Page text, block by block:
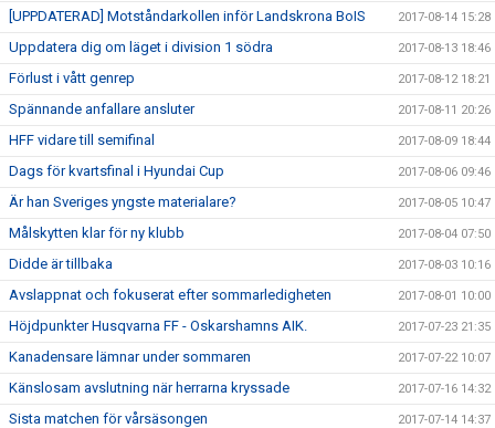
[UPPDATERAD] Motståndarkollen inför Landskrona BoIS 2017-08-14 15:28
Uppdatera dig om läget i division 1 södra 2017-08-13 18:46
Förlust i vått genrep 2017-08-12 18:21
Spännande anfallare ansluter 2017-08-11 20:26
HFF vidare till semifinal 2017-08-09 18:44
Dags för kvartsfinal i Hyundai Cup 2017-08-06 09:46
Är han Sveriges yngste materialare? 2017-08-05 10:47
Målskytten klar för ny klubb 2017-08-04 07:50
Didde är tillbaka 2017-08-03 10:16
Avslappnat och fokuserat efter sommarledigheten 2017-08-01 10:00
Höjdpunkter Husqvarna FF - Oskarshamns AIK. 2017-07-23 21:35
Kanadensare lämnar under sommaren 2017-07-22 10:07
Känslosam avslutning när herrarna kryssade 2017-07-16 14:32
Sista matchen för vårsäsongen 2017-07-14 14:37